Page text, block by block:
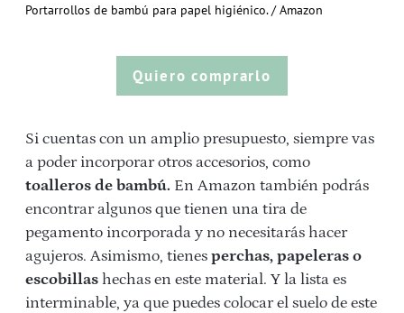
Portarrollos de bambú para papel higiénico. / Amazon
Quiero comprarlo
Si cuentas con un amplio presupuesto, siempre vas
a poder incorporar otros accesorios, como
toalleros de bambú. En Amazon también podrás
encontrar algunos que tienen una tira de
pegamento incorporada y no necesitarás hacer
agujeros. Asimismo, tienes perchas, papeleras o
escobillas hechas en este material. Y la lista es
interminable, ya que puedes colocar el suelo de este